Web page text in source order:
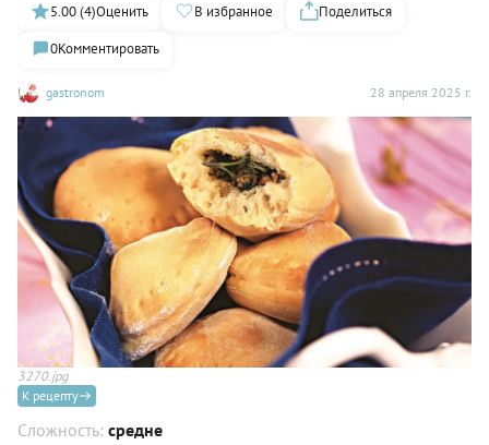
gastronom 28 апреля 2025 г.
5.00 (4)Оценить В избранное
Поделиться
0Комментировать
3270.jpg
К рецепту
Сложность: средне